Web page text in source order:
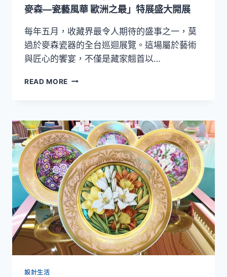
麥森―瓷藝風華 歐洲之最」特展盛大開展
每年五月，收藏界最令人期待的盛事之一，莫
過於麥森瓷器的全台巡迴展覽。這場屬於藝術
與匠心的饗宴，不僅是藏家翹首以…
READ MORE 邀
歐
洲
瓷
藝
的
極
致
殿
堂！
2025「至
臻
麥
森
設計生活